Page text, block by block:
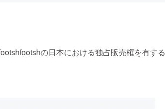
の日本における独占販売権を有する